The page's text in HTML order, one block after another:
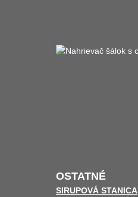
OSTATNÉ
SIRUPOVÁ STANICA